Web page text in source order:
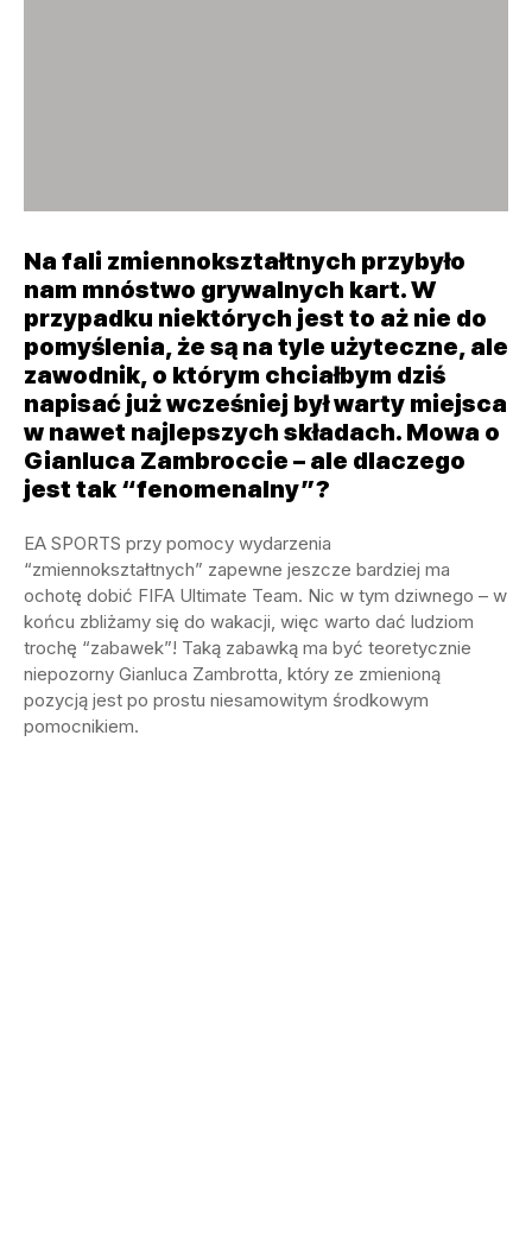
Na fali zmiennokształtnych przybyło
nam mnóstwo grywalnych kart. W
przypadku niektórych jest to aż nie do
pomyślenia, że są na tyle użyteczne, ale
zawodnik, o którym chciałbym dziś
napisać już wcześniej był warty miejsca
w nawet najlepszych składach. Mowa o
Gianluca Zambroccie – ale dlaczego
jest tak “fenomenalny”?
EA SPORTS przy pomocy wydarzenia
“zmiennokształtnych” zapewne jeszcze bardziej ma
ochotę dobić FIFA Ultimate Team. Nic w tym dziwnego – w
końcu zbliżamy się do wakacji, więc warto dać ludziom
trochę “zabawek”! Taką zabawką ma być teoretycznie
niepozorny Gianluca Zambrotta, który ze zmienioną
pozycją jest po prostu niesamowitym środkowym
pomocnikiem.